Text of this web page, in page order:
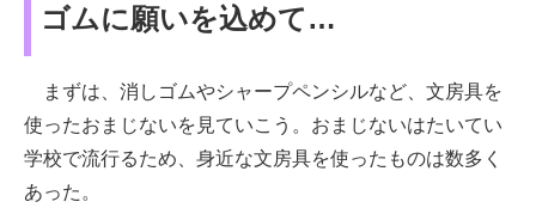
ゴムに願いを込めて…
まずは、消しゴムやシャープペンシルなど、文房具を
使ったおまじないを見ていこう。おまじないはたいてい
学校で流行るため、身近な文房具を使ったものは数多く
あった。